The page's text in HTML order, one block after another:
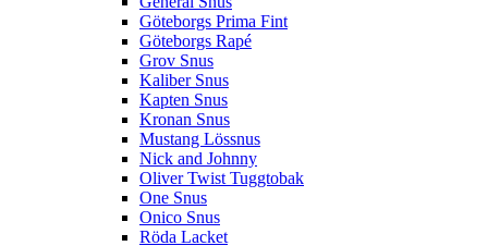
Göteborgs Prima Fint
Göteborgs Rapé
Grov Snus
Kaliber Snus
Kapten Snus
Kronan Snus
Mustang Lössnus
Nick and Johnny
Oliver Twist Tuggtobak
One Snus
Onico Snus
Röda Lacket